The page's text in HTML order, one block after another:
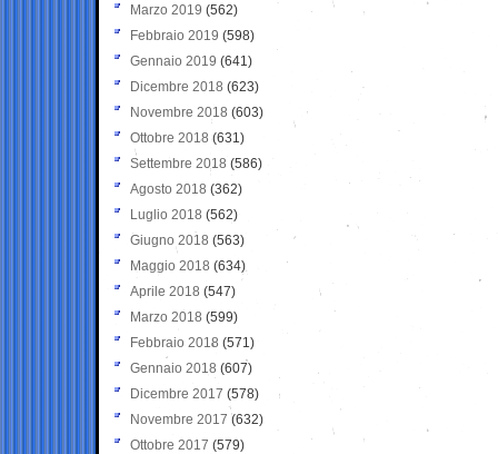
Marzo 2019 (562)
Febbraio 2019 (598)
Gennaio 2019 (641)
Dicembre 2018 (623)
Novembre 2018 (603)
Ottobre 2018 (631)
Settembre 2018 (586)
Agosto 2018 (362)
Luglio 2018 (562)
Giugno 2018 (563)
Maggio 2018 (634)
Aprile 2018 (547)
Marzo 2018 (599)
Febbraio 2018 (571)
Gennaio 2018 (607)
Dicembre 2017 (578)
Novembre 2017 (632)
Ottobre 2017 (579)